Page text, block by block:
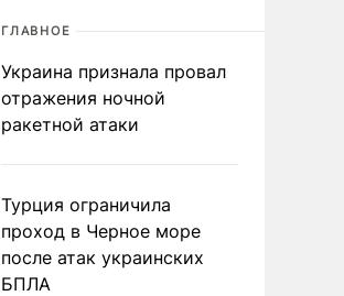
ГЛАВНОЕ
Украина признала провал
отражения ночной
ракетной атаки
Турция ограничила
проход в Черное море
после атак украинских
БПЛА